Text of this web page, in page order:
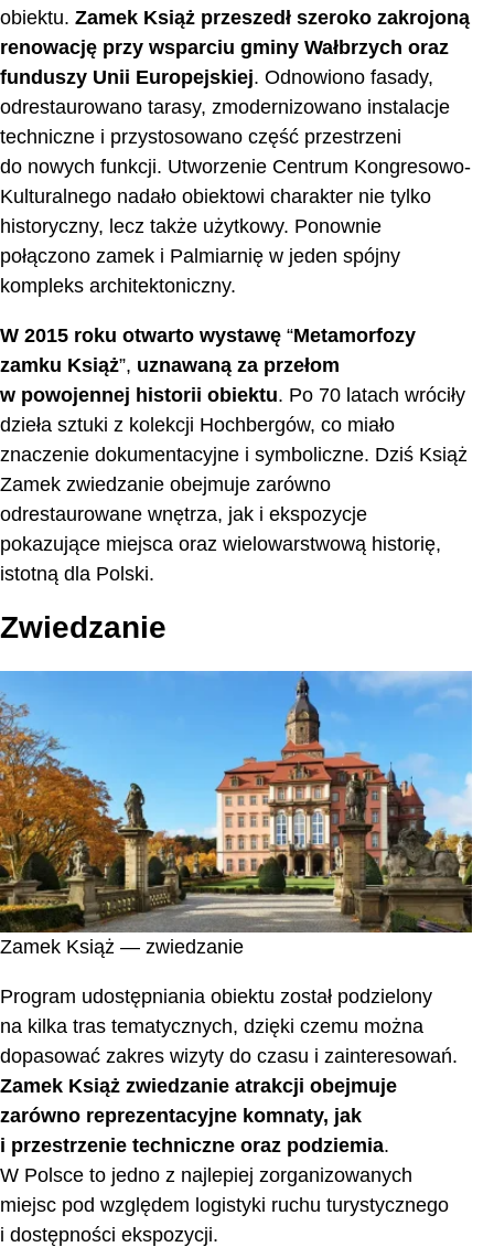
obiektu. Zamek Książ przeszedł szeroko zakrojoną
renowację przy wsparciu gminy Wałbrzych oraz
funduszy Unii Europejskiej. Odnowiono fasady,
odrestaurowano tarasy, zmodernizowano instalacje
techniczne i przystosowano część przestrzeni
do nowych funkcji. Utworzenie Centrum Kongresowo-
Kulturalnego nadało obiektowi charakter nie tylko
historyczny, lecz także użytkowy. Ponownie
połączono zamek i Palmiarnię w jeden spójny
kompleks architektoniczny.
W 2015 roku otwarto wystawę “Metamorfozy
zamku Książ”, uznawaną za przełom
w powojennej historii obiektu. Po 70 latach wróciły
dzieła sztuki z kolekcji Hochbergów, co miało
znaczenie dokumentacyjne i symboliczne. Dziś Książ
Zamek zwiedzanie obejmuje zarówno
odrestaurowane wnętrza, jak i ekspozycje
pokazujące miejsca oraz wielowarstwową historię,
istotną dla Polski.
Zwiedzanie
Zamek Książ — zwiedzanie
Program udostępniania obiektu został podzielony
na kilka tras tematycznych, dzięki czemu można
dopasować zakres wizyty do czasu i zainteresowań.
Zamek Książ zwiedzanie atrakcji obejmuje
zarówno reprezentacyjne komnaty, jak
i przestrzenie techniczne oraz podziemia.
W Polsce to jedno z najlepiej zorganizowanych
miejsc pod względem logistyki ruchu turystycznego
i dostępności ekspozycji.